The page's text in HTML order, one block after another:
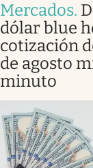
Mercados.
dólar blue
cotización
de agosto
minuto